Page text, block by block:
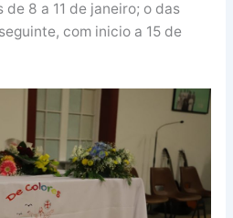
de 8 a 11 de janeiro; o das
com inicio a 15 de